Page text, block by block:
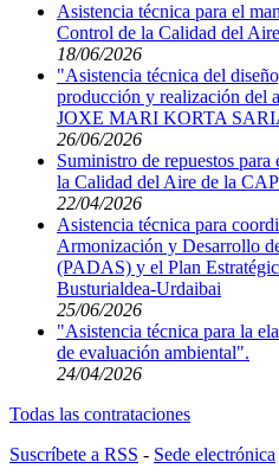
Asistencia técnica para el
Control de la Calidad del
18/06/2026
"Asistencia técnica del
producción y realización del
JOXE MARI KORTA
26/06/2026
Suministro de repuestos
la Calidad del Aire de la
22/04/2026
Asistencia técnica para
Armonización y Desarrollo
(PADAS) y el Plan
Busturialdea-Urdaibai
25/06/2026
"Asistencia técnica para la
de evaluación ambiental".
24/04/2026
Todas las contrataciones
Suscríbete a RSS - Sede electrónica